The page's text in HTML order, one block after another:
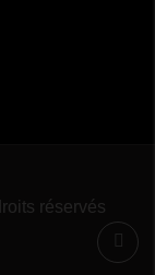
réservés